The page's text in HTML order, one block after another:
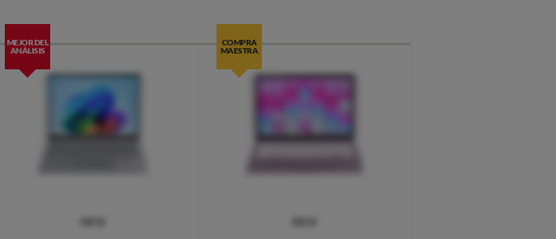
MEJOR DEL
ANÁLISIS
COMPRA
MAESTRA